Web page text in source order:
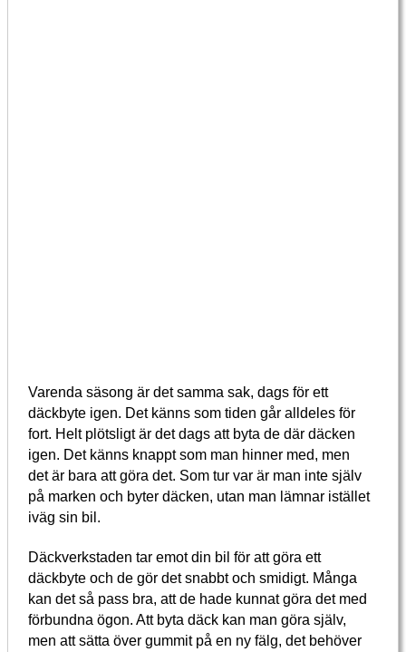
Varenda säsong är det samma sak, dags för ett
däckbyte igen. Det känns som tiden går alldeles för
fort. Helt plötsligt är det dags att byta de där däcken
igen. Det känns knappt som man hinner med, men
det är bara att göra det. Som tur var är man inte själv
på marken och byter däcken, utan man lämnar istället
iväg sin bil.
Däckverkstaden tar emot din bil för att göra ett
däckbyte och de gör det snabbt och smidigt. Många
kan det så pass bra, att de hade kunnat göra det med
förbundna ögon. Att byta däck kan man göra själv,
men att sätta över gummit på en ny fälg, det behöver